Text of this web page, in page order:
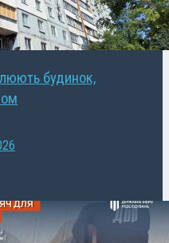
будинок,